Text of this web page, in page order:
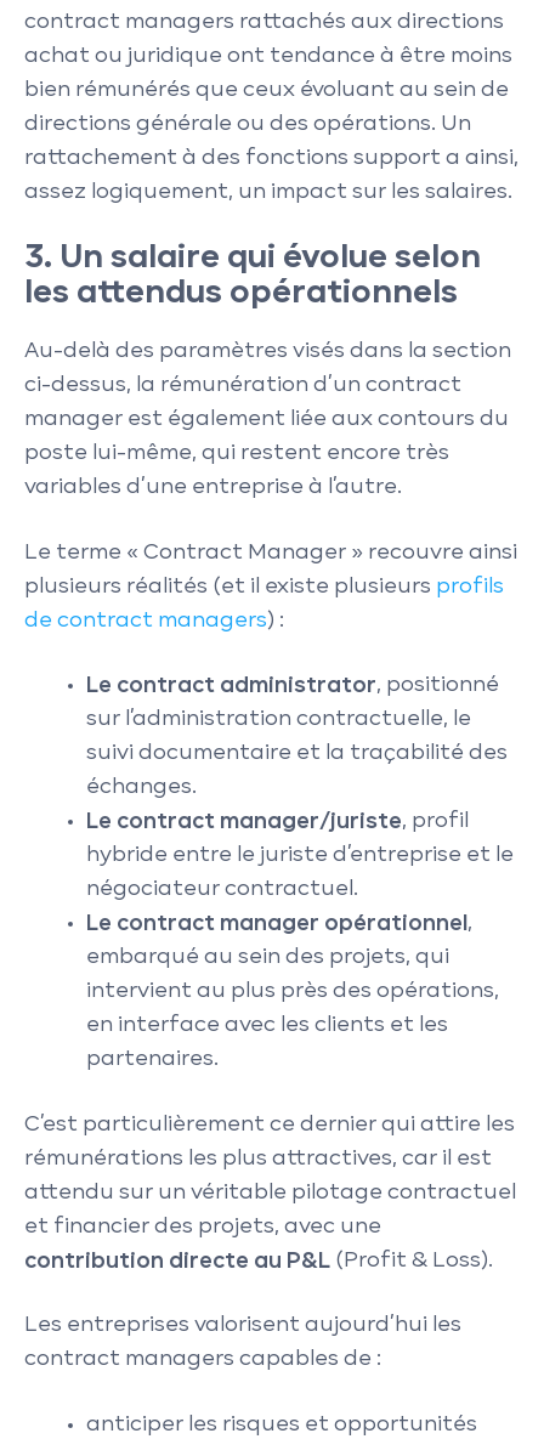
contract managers rattachés aux directions
achat ou juridique ont tendance à être moins
bien rémunérés que ceux évoluant au sein de
directions générale ou des opérations. Un
rattachement à des fonctions support a ainsi,
assez logiquement, un impact sur les salaires.
3. Un salaire qui évolue selon
les attendus opérationnels
Au-delà des paramètres visés dans la section
ci-dessus, la rémunération d’un contract
manager est également liée aux contours du
poste lui-même, qui restent encore très
variables d’une entreprise à l’autre.
Le terme « Contract Manager » recouvre ainsi
plusieurs réalités (et il existe plusieurs profils
de contract managers) :
Le contract administrator, positionné
sur l’administration contractuelle, le
suivi documentaire et la traçabilité des
échanges.
Le contract manager/juriste, profil
hybride entre le juriste d’entreprise et le
négociateur contractuel.
Le contract manager opérationnel ,
embarqué au sein des projets, qui
intervient au plus près des opérations,
en interface avec les clients et les
partenaires.
C’est particulièrement ce dernier qui attire les
rémunérations les plus attractives, car il est
attendu sur un véritable pilotage contractuel
et financier des projets, avec une
contribution directe au P&L (Profit & Loss).
Les entreprises valorisent aujourd’hui les
contract managers capables de :
anticiper les risques et opportunités